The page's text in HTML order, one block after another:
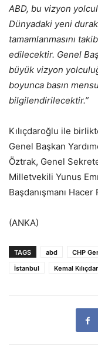
ABD, bu vizyon
Dünyadaki yeni
tamamlanmasını
edilecektir. Genel
büyük vizyon
boyunca basın
bilgilendirilecektir.”
Kılıçdaroğlu ile
Genel Başkan
Öztrak, Genel
Milletvekili Yunus
Başdanışmanı
(ANKA)
TAGS abd CHP
İstanbul
Kemal